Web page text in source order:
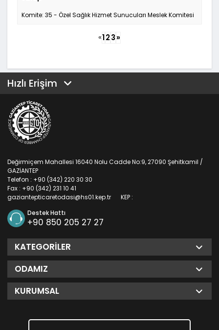
Komite: 35 - Özel Sağlık Hizmet Sunucuları Meslek Komitesi
«123»
Hızlı Erişim
Değirmiçem Mahallesi 16040 Nolu Cadde No:9, 27090 Şehitkamil /
GAZİANTEP
Telefon : +90 (342) 220 30 30
Fax : +90 (342) 231 10 41
KEP :
gaziantepticaretodasi@hs01.kep.tr
Destek Hattı
+90 850 205 27 27
KATEGORILER
ODAMIZ
KURUMSAL